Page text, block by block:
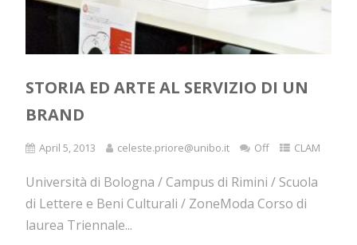
STORIA ED ARTE AL SERVIZIO DI UN
BRAND
April 5, 2013 celeste.priore@unibo.it Off CLAM
Università di Bologna / Campus di Rimini / Scuola
di Lettere e Beni Culturali / ZoneModa Corso di
laurea Triennale...